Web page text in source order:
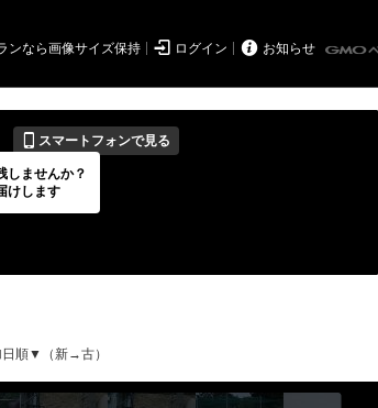
ンなら画像サイズ保持  ログイン  お知らせ
📱 スマートフォンで見る
---
日順▼（新→古）
しませんか？
けします